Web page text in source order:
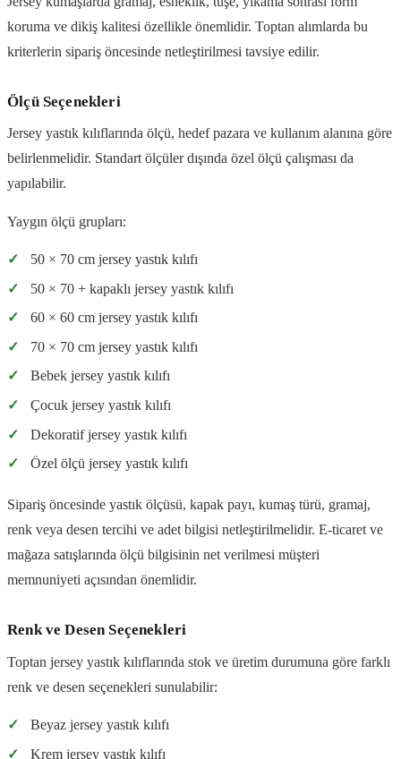
koruma ve dikiş kalitesi özellikle önemlidir. Toptan alımlarda bu
kriterlerin sipariş öncesinde netleştirilmesi tavsiye edilir.
Ölçü Seçenekleri
Jersey yastık kılıflarında ölçü, hedef pazara ve kullanım alanına göre
belirlenmelidir. Standart ölçüler dışında özel ölçü çalışması da
yapılabilir.
Yaygın ölçü grupları:
✓
50 × 70 cm jersey yastık kılıfı
✓
50 × 70 + kapaklı jersey yastık kılıfı
✓
60 × 60 cm jersey yastık kılıfı
✓
70 × 70 cm jersey yastık kılıfı
✓
Bebek jersey yastık kılıfı
✓
Çocuk jersey yastık kılıfı
✓
Dekoratif jersey yastık kılıfı
✓
Özel ölçü jersey yastık kılıfı
Sipariş öncesinde yastık ölçüsü, kapak payı, kumaş türü, gramaj,
renk veya desen tercihi ve adet bilgisi netleştirilmelidir. E-ticaret ve
mağaza satışlarında ölçü bilgisinin net verilmesi müşteri
memnuniyeti açısından önemlidir.
Renk ve Desen Seçenekleri
Toptan jersey yastık kılıflarında stok ve üretim durumuna göre farklı
renk ve desen seçenekleri sunulabilir:
✓
Beyaz jersey yastık kılıfı
✓
Krem jersey yastık kılıfı